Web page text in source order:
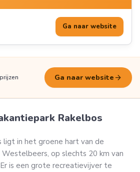
Ga naar website
Ga naar website arrow_forward
Rakelbos
ligt in het groene hart van de
op slechts 20 km van
is een grote recreatievijver te